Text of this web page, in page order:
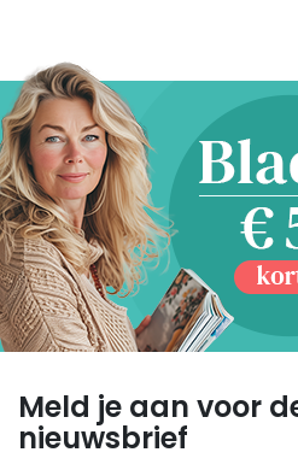
Meld je aan voor
nieuwsbrief